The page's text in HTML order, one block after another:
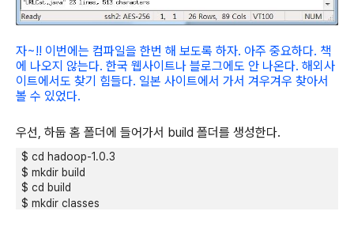
자~!! 이번에는 컴파일을 한번 해 보도록 하자. 아주 중요하다. 책
에 나오지 않는다. 한국 웹사이트나 블로그에도 안 나온다. 해외사
이트에서도 찾기 힘들다. 일본 사이트에서 가서 겨우겨우 찾아서
볼 수 있었다.
우선, 하둡 홈 폴더에 들어가서 build 폴더를 생성한다.
$ cd hadoop-1.0.3
$ mkdir build
$ cd build
$ mkdir classes